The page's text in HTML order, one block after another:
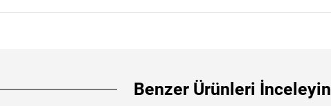
Benzer Ürünleri İnceleyin